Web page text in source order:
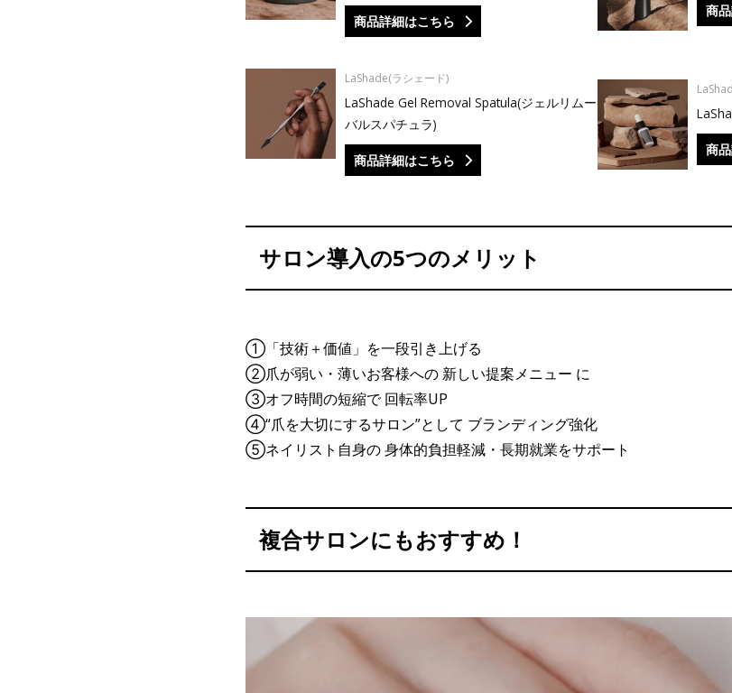
商品詳細はこちら
商
LaShade(ラシェード)
LaShade Gel Removal Spatula(ジェルリムー
バルスパチュラ)
商品詳細はこちら
商
サロン導入の5つのメリット
①「技術＋価値」を一段引き上げる
②爪が弱い・薄いお客様への 新しい提案メニュー に
③オフ時間の短縮で 回転率UP
④“爪を大切にするサロン”として ブランディング強化
⑤ネイリスト自身の 身体的負担軽減・長期就業をサポート
複合サロンにもおすすめ！